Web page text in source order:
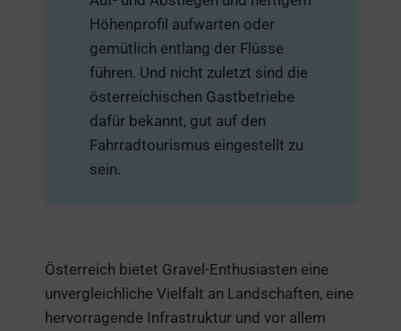
Höhenprofil aufwarten oder
gemütlich entlang der Flüsse
führen. Und nicht zuletzt sind die
österreichischen Gastbetriebe
dafür bekannt, gut auf den
Fahrradtourismus eingestellt zu
sein.
Österreich bietet Gravel-Enthusiasten eine
unvergleichliche Vielfalt an Landschaften, eine
hervorragende Infrastruktur und vor allem